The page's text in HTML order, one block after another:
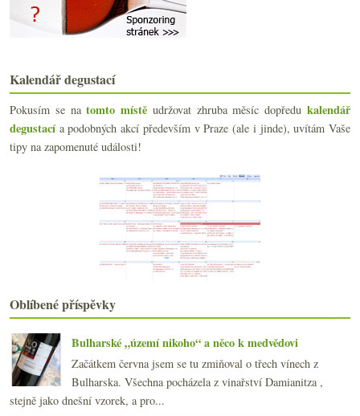
Vinařem roku 2012 se stal…
Dvakrát Barbera a restaurant Soave
Indigène – jiné a přesto klasické bubliny
Steven Seagal a víno, Julia Child & Mr. Pérignon
Mikrokosmos vinných nadšenců
Ryzlink z Nahe, trochu jiný Krug a berlínské pouli...
Restaurace Reinstoff a překvapivý krásný pinot
Eins-2-DRY, FRV100, PURO a LEGO
Výsledky ankety „Kdyby měla zbýt jen Itálie či Fra...
Ryzlink z Wachau, bílé Burgundsko a Rulandské šedé...
Oishinbo a la Carte – japonská gastronomie pro mil...
Beaujolais smutně a nadšeně
Veltlínová soutěž, olympijská vína a vinné reklamy
Frankovka na několik způsobů
►července
►června(21)
►května(21)
►dubna(20)
►března(23)
Kalendář degustací
Pokusím se natomto místě udržovat zhruba měsíc dopředukalendář
degustacía podobných akcí především v Praze (ale i jinde), uvítám Vaše
tipy na zapomenuté události!
Oblíbené příspěvky
Bulharské „území nikoho“ a něco k medvědovi
Začátkem června jsem se tu zmiňoval o třech vínech z
Bulharska. Všechna pocházela z vinařství Damianitza ,
stejně jako dnešní vzorek, a pro...